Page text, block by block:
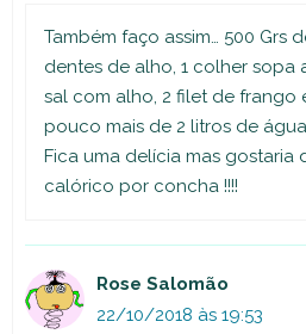
Também faço assim… 500 Grs
dentes de alho, 1 colher sopa
sal com alho, 2 filet de frango
pouco mais de 2 litros de
Fica uma delícia mas gostaria
calórico por concha !!!!
Rose Salomão
22/10/2018 às 19:53